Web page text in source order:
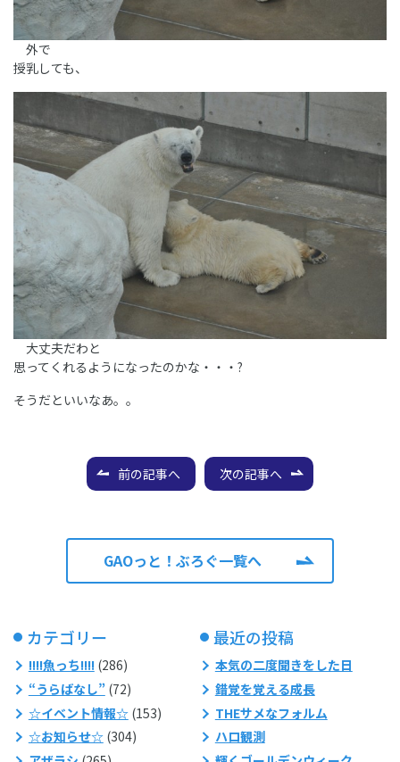
外で
授乳しても、
大丈夫だわと
思ってくれるようになったのかな・・・?
そうだといいなあ。。
前の記事へ 次の記事へ
GAOっと！ぶろぐ一覧へ
カテゴリー
!!!!魚っち!!!!(286)
“うらばなし”(72)
☆イベント情報☆(153)
☆お知らせ☆(304)
最近の投稿
本気の二度聞きをした日
錯覚を覚える成長
THEサメなフォルム
ハロ観測